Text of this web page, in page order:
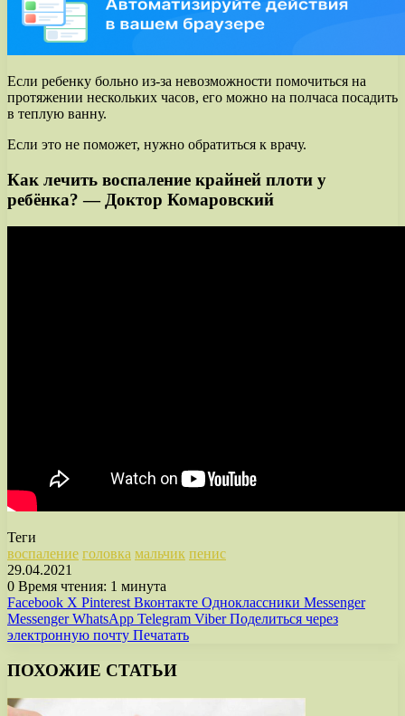
Если ребенку больно из-за невозможности помочиться на
протяжении нескольких часов, его можно на полчаса посадить
в теплую ванну.
Если это не поможет, нужно обратиться к врачу.
Как лечить воспаление крайней плоти у
ребёнка? — Доктор Комаровский
Теги
воспаление головка мальчик пенис
29.04.2021
0 Время чтения: 1 минута
Facebook X Pinterest Вконтакте Одноклассники Messenger
Messenger WhatsApp Telegram Viber Поделиться через
электронную почту Печатать
ПОХОЖИЕ СТАТЬИ